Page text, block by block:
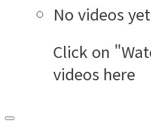
No videos
Click on
videos here